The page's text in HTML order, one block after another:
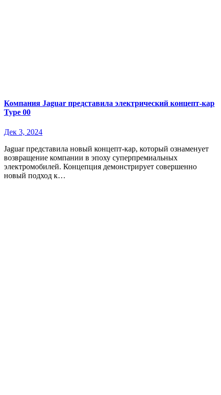
Компания Jaguar представила электрический концепт-кар
Type 00
Дек 3, 2024
Jaguar представила новый концепт-кар, который ознаменует
возвращение компании в эпоху суперпремиальных
электромобилей. Концепция демонстрирует совершенно
новый подход к…